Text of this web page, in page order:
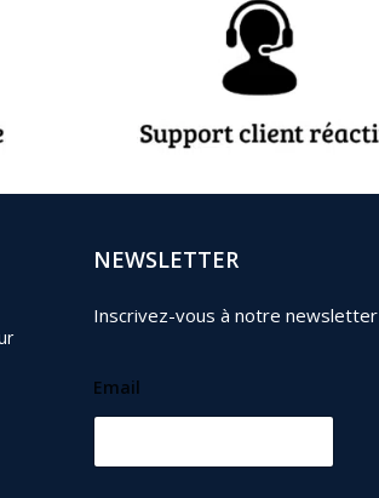
NEWSLETTER
Inscrivez-vous à notre newsletter
Email